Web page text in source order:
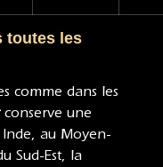
toutes les
comme dans les
conserve une
au Moyen-
Sud-Est, la